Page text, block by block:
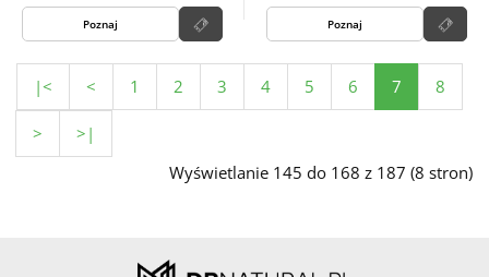
Poznaj Poznaj
|< < 1 2 3 4 5 6 7 8
>
>|
Wyświetlanie 145 do 168 z 187 (8 stron)